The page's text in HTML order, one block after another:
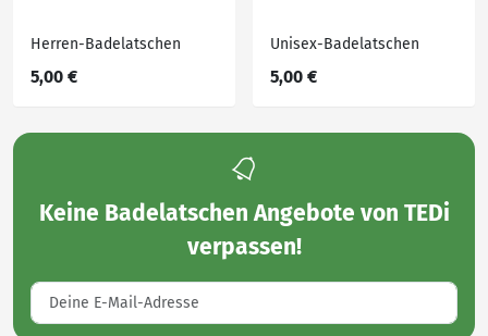
Herren-Badelatschen
5,00 €
Unisex-Badelatschen
5,00 €
Keine Badelatschen Angebote von TEDi
verpassen!